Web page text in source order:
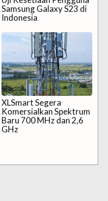
Samsung Galaxy S23 di
Indonesia
XLSmart Segera
Komersialkan Spektrum
Baru 700 MHz dan 2,6
GHz